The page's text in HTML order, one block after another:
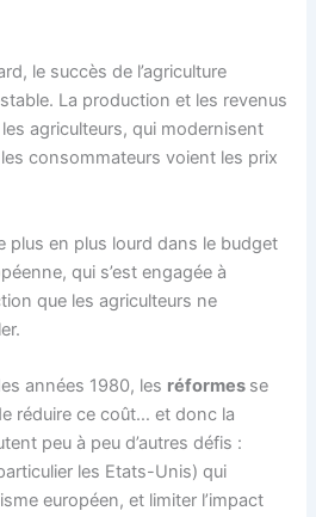
le succès de l’agriculture
La production et les revenus
agriculteurs, qui modernisent
consommateurs voient les prix
plus en plus lourd dans le budget
qui s’est engagée à
que les agriculteurs ne
années 1980, les réformes se
réduire ce coût… et donc la
peu à peu d’autres défis :
les Etats-Unis) qui
européen, et limiter l’impact